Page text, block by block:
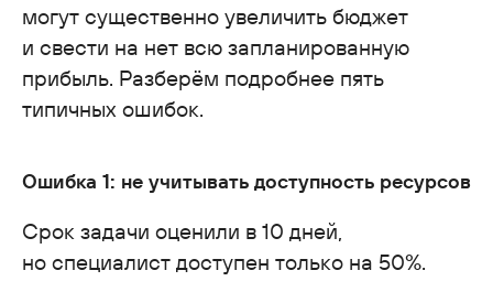
могут существенно увеличить бюджет
и свести на нет всю запланированную
прибыль. Разберём подробнее пять
типичных ошибок.
Ошибка 1: не учитывать доступность ресурсов
Срок задачи оценили в 10 дней,
но специалист доступен только на 50%.
Отправить
Нажимая на кнопку, я принимаюсоглашение
об обработке персональных данных
об управлении организацией,
обновления системы и новости